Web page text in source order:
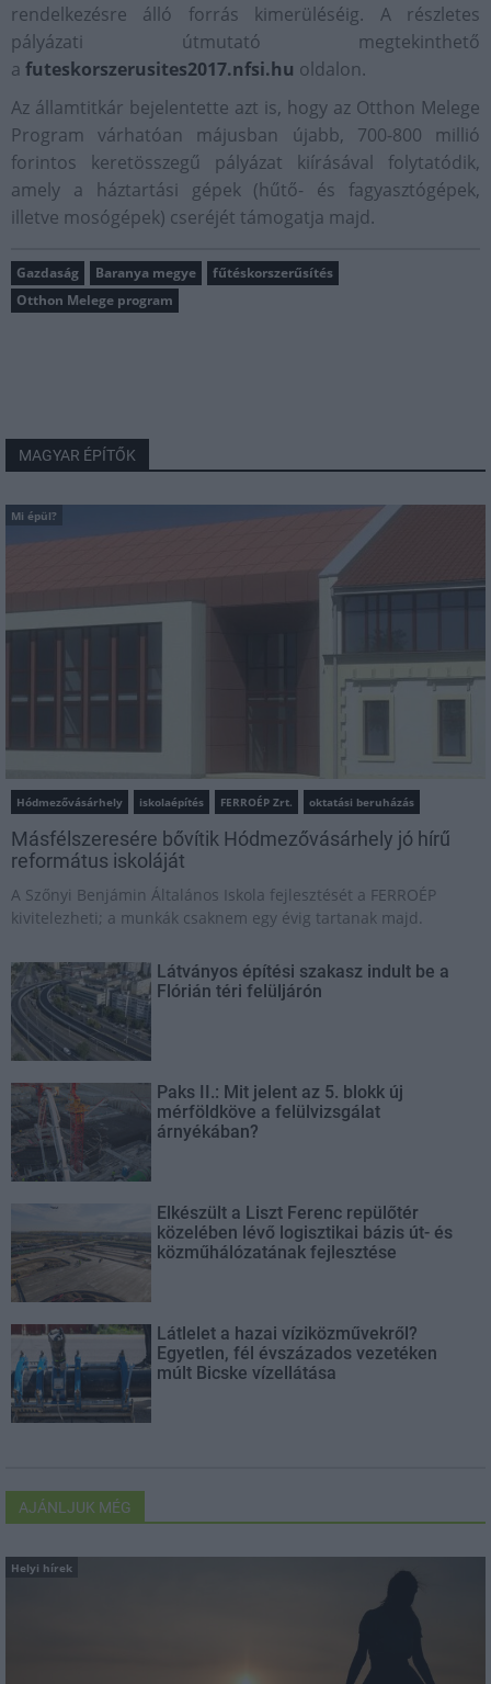
rendelkezésre álló forrás kimerüléséig. A részletes
pályázati útmutató megtekinthető
a futeskorszerusites2017.nfsi.hu oldalon.
Az államtitkár bejelentette azt is, hogy az Otthon Melege
Program várhatóan májusban újabb, 700-800 millió
forintos keretösszegű pályázat kiírásával folytatódik,
amely a háztartási gépek (hűtő- és fagyasztógépek,
illetve mosógépek) cseréjét támogatja majd.
Gazdaság Baranya megye
fűtéskorszerűsítés
Otthon Melege program
MAGYAR ÉPÍTŐK
Mi épül?
Hódmezővásárhely iskolaépítés FERROÉP Zrt. oktatási beruházás
Másfélszeresére bővítik Hódmezővásárhely jó hírű
református iskoláját
A Szőnyi Benjámin Általános Iskola fejlesztését a FERROÉP
kivitelezheti; a munkák csaknem egy évig tartanak majd.
Látványos építési szakasz indult be a
Flórián téri felüljárón
Paks II.: Mit jelent az 5. blokk új
mérföldköve a felülvizsgálat
árnyékában?
Elkészült a Liszt Ferenc repülőtér
közelében lévő logisztikai bázis út- és
közműhálózatának fejlesztése
Látlelet a hazai víziközművekről?
Egyetlen, fél évszázados vezetéken
múlt Bicske vízellátása
AJÁNLJUK MÉG
Helyi hírek